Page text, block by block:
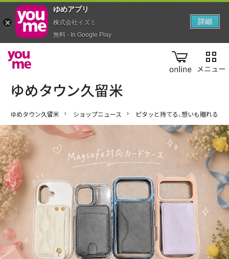
online
ゆめタウン久留米 ショップニュース ピタッと持てる、想いも贈れる
ゆめアプ‪リ‬
株式会社イズミ
無料 - In Google Play
詳細